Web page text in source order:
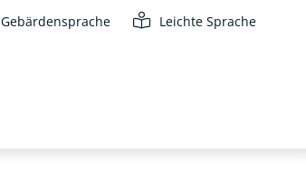
Gebärdensprache Leichte Sprache